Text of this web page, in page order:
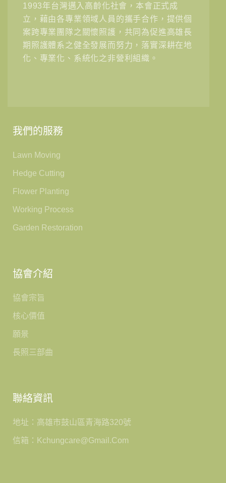
1993年台灣邁入高齡化社會，本會正式成
立，藉由各專業領域人員的攜手合作，提供個
案跨專業團隊之關懷照護，共同為促進高雄長
期照護體系之健全發展而努力，落實深耕在地
化、專業化、系統化之非營利組織。
我們的服務
Lawn Moving
Hedge Cutting
Flower Planting
Working Process
Garden Restoration
協會介紹
協會宗旨
核心價值
願景
長照三部曲
聯絡資訊
地址：高雄市鼓山區青海路320號
信箱：kchungcare@gmail.com